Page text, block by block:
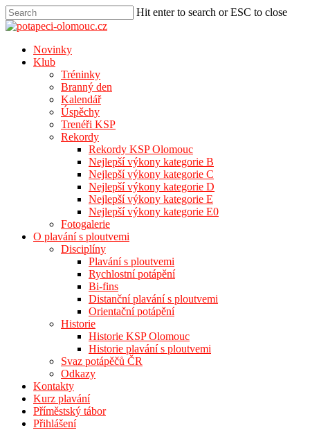
Hit enter to search or ESC to close
Novinky
Klub
Tréninky
Branný den
Kalendář
Úspěchy
Trenéři KSP
Rekordy
Rekordy KSP Olomouc
Nejlepší výkony kategorie B
Nejlepší výkony kategorie C
Nejlepší výkony kategorie D
Nejlepší výkony kategorie E
Nejlepší výkony kategorie E0
Fotogalerie
O plavání s ploutvemi
Disciplíny
Plavání s ploutvemi
Rychlostní potápění
Bi-fins
Distanční plavání s ploutvemi
Orientační potápění
Historie
Historie KSP Olomouc
Historie plavání s ploutvemi
Svaz potápěčů ČR
Odkazy
Kontakty
Kurz plavání
Příměstský tábor
Přihlášení